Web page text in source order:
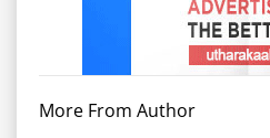
More From Author